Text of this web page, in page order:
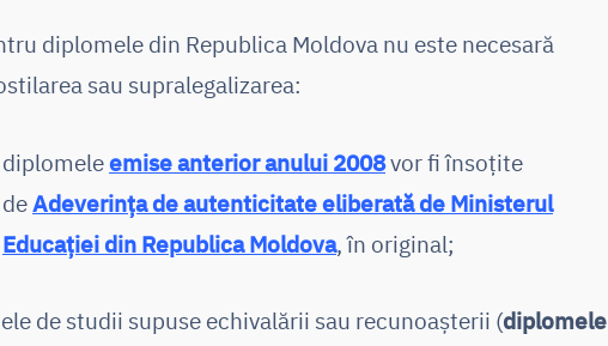
diplomele din Republica Moldova nu este necesară
sau supralegalizarea:
diplomeleemise anterior anului 2008vor fi însoţite
deAdeverinţa de autenticitate eliberată de Ministerul
Educaţiei din Republica Moldova, în original;
de studii supuse echivalării sau recunoașterii (diplomele